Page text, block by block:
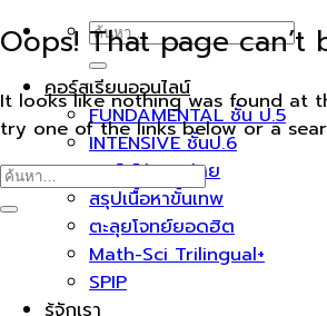
ค้นหา:
คอร์สเรียนออนไลน์
FUNDAMENTAL ชั้น ป.5
INTENSIVE ชั้นป.6
คอร์สโค้งสุดท้าย
สรุปเนื้อหาขั้นเทพ
ตะลุยโจทย์ยอดฮิต
Math-Sci Trilingual+
SPIP
รู้จักเรา
Oops! That page can’t
It looks like nothing was found at
try one of the links below or a